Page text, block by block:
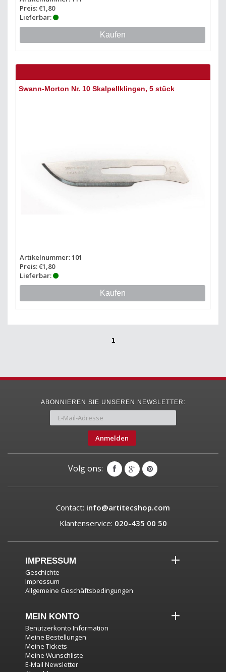
Preis: €1,80
Lieferbar:
Kaufen
Swann-Morton Nr. 10 Skalpellklingen, 5 stück
Artikelnummer: 101
Preis: €1,80
Lieferbar:
Kaufen
1
ABONNIEREN SIE UNSEREN NEWSLETTER:
Anmelden
Volg ons:
Contact: info@artitecshop.com
Klantenservice: 020-435 00 50
IMPRESSUM
Geschichte
Impressum
Allgemeine Geschäftsbedingungen
MEIN KONTO
Benutzerkonto Information
Meine Bestellungen
Meine Tickets
Meine Wunschliste
E-Mail Newsletter